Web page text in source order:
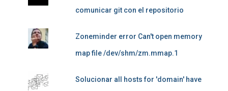
comunicar git con el repositorio
Zoneminder error Can't open memory
map file /dev/shm/zm.mmap.1
Solucionar all hosts for 'domain' have